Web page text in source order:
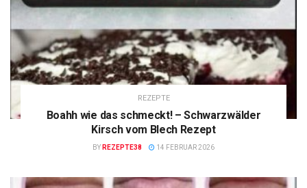
REZEPTE
Boahh wie das schmeckt! – Schwarzwälder
Kirsch vom Blech Rezept
BY REZEPTE38 14 FEBRUAR 2026